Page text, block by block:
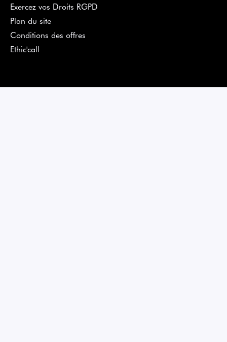
Exercez vos Droits RGPD
Plan du site
Conditions des offres
Ethic'call